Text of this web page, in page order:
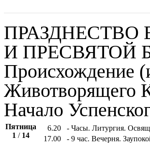
И ПРЕСВЯТОЙ
Происхождение
Животворящего
Начало
Пятница
1 / 14
6.20
- Часы. Литургия.
17.00
- 9 час. Вечерня.